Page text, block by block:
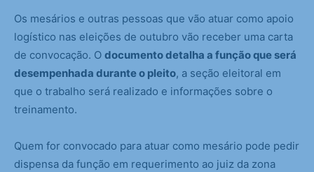
Os mesários e outras pessoas que vão atuar como apoio
logístico nas eleições de outubro vão receber uma carta
de convocação. O documento detalha a função que será
desempenhada durante o pleito, a seção eleitoral em
que o trabalho será realizado e informações sobre o
treinamento.
Quem for convocado para atuar como mesário pode pedir
dispensa da função em requerimento ao juiz da zona